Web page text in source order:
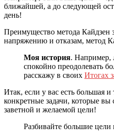
ближайшей, а до следующей
день!
Преимущество метода Кайдзен
напряжению и отказам, метод
Моя история. Например,
спокойно преодолевать
расскажу в своих Итогах
Итак, если у вас есть большая
конкретные задачи, которые
заветной и желаемой цели!
Разбивайте большие цели